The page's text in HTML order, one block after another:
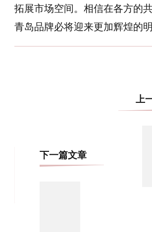
拓展市场空间。相信在各方的
青岛品牌必将迎来更加辉煌的明
上
下一篇文章